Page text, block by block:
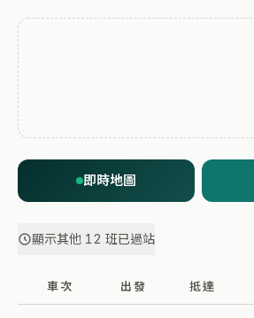
即時地圖
顯示其他 12 班已過站
車次 出發 抵達